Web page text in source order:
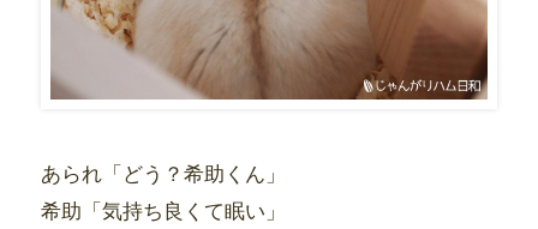
あられ「どう？希助くん」
希助「気持ち良くて眠い」